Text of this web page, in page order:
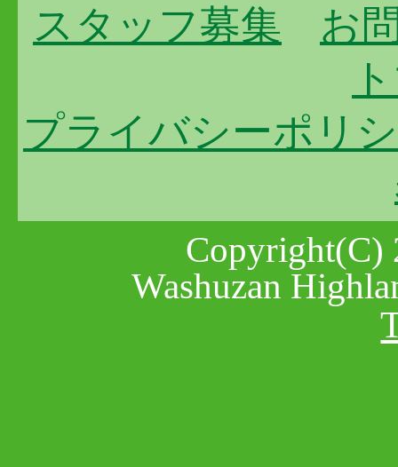
スタッフ募集
お
プライバシーポリ
Copyright(C)
Washuzan